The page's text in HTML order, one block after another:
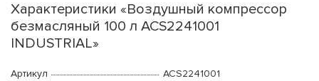
Характеристики «Воздушный компрессор
безмасляный 100 л ACS2241001
INDUSTRIAL»
Артикул
ACS2241001